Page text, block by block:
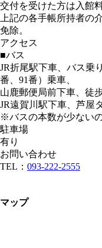
交付を受けた方は入館料
上記の各手帳所持者の
免除。
アクセス
■バス
JR折尾駅下車、バス乗
番、91番）乗車、
山鹿郵便局前下車、徒
JR遠賀川駅下車、芦屋
※バスの本数が少ない
駐車場
有り
お問い合わせ
TEL： 093-222-2555
マップ